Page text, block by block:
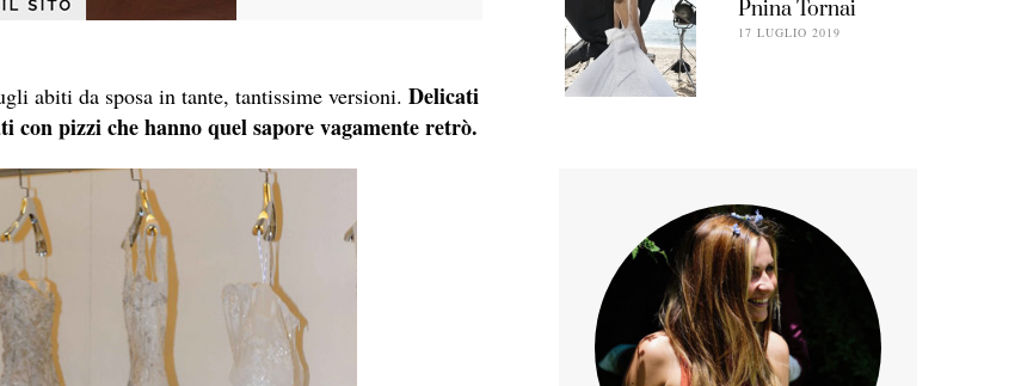
abiti da sposa in tante, tantissime versioni. Delicati
pizzi che hanno quel sapore vagamente retrò.
Pnina Tornai
17 LUGLIO 2019